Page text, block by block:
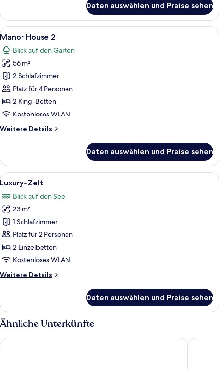
House
Daten auswählen und Preise sehen
Alle
Fotos
für
Manor
House
2
anzeigen
Ein Zimmer mit einem Bett, einem
15
Manor House 2
Blick auf den Garten
56 m²
2 Schlafzimmer
Platz für 4 Personen
2 King-Betten
Kostenloses WLAN
Weitere Details
Weitere
House
Daten auswählen und Preise sehen
Alle
Fotos
für
Luxury-
Zelt
anzeigen
Ein Zeltraum mit Bett, Holzstühlen,
30
Luxury-Zelt
Blick auf den See
23 m²
1 Schlafzimmer
Platz für 2 Personen
2 Einzelbetten
Kostenloses WLAN
Weitere Details
Weitere
Zelt
Daten auswählen und Preise sehen
Ähnliche Unterkünfte
Nyati Safari Lodge Little